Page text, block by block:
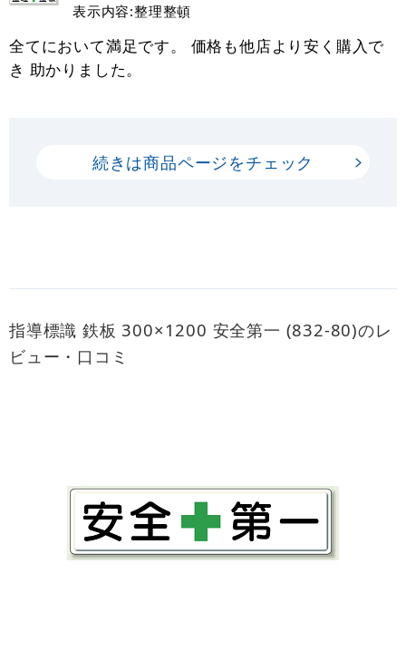
表示内容:整理整頓
全てにおいて満足です。 価格も他店より安く購入で
き 助かりました。
続きは商品ページをチェック
指導標識 鉄板 300×1200 安全第一 (832-80)のレ
ビュー・口コミ